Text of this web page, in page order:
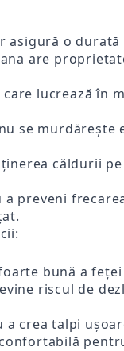
o durată
are
lucrează în
se murdărește
căldurii
preveni
bună a feței
riscul de
crea talpi